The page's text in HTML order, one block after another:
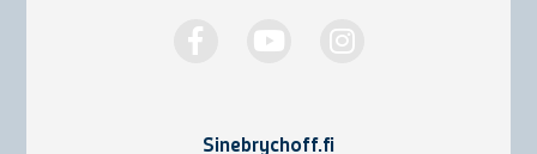
Sinebrychoff.fi